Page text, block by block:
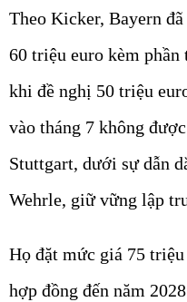
Theo Kicker, Bayern
60 triệu euro kèm phần
khi đề nghị 50 triệu
vào tháng 7 không
Stuttgart, dưới sự dẫn
Wehrle, giữ vững lập
Họ đặt mức giá 75
hợp đồng đến năm